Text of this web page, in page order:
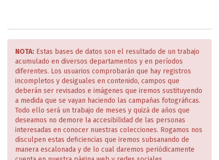
NOTA: Estas bases de datos son el resultado de un trabajo
acumulado en diversos departamentos y en períodos
diferentes. Los usuarios comprobarán que hay registros
incompletos y desiguales en contenido, campos que
deberán ser revisados e imágenes que iremos sustituyendo
a medida que se vayan haciendo las campañas fotográficas.
Todo ello será un trabajo de meses y quizá de años que
deseamos no demore la accesibilidad de las personas
interesadas en conocer nuestras colecciones. Rogamos nos
disculpen estas deficiencias que iremos subsanando de
manera escalonada y de lo cual daremos periódicamente